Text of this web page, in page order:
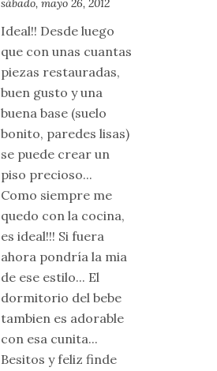
sábado, mayo 26, 2012
Ideal!! Desde luego
que con unas cuantas
piezas restauradas,
buen gusto y una
buena base (suelo
bonito, paredes lisas)
se puede crear un
piso precioso...
Como siempre me
quedo con la cocina,
es ideal!!! Si fuera
ahora pondría la mia
de ese estilo... El
dormitorio del bebe
tambien es adorable
con esa cunita...
Besitos y feliz finde